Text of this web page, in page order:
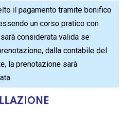
il pagamento tramite bonifico
un corso pratico con
considerata valida se
dalla contabile del
la prenotazione sarà